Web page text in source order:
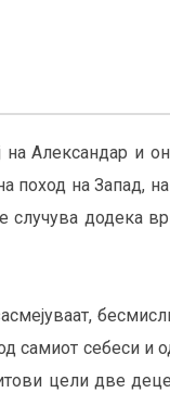
Александар и
поход на Запад,
додека
самиот себеси
цели две